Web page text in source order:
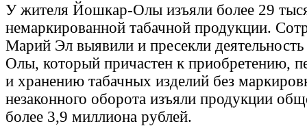
У жителя Йошкар-Олы изъяли более 29
немаркированной табачной продукции.
Марий Эл выявили и пресекли
Олы, который причастен к приобретению,
и хранению табачных изделий без
незаконного оборота изъяли продукции
более 3,9 миллиона рублей.